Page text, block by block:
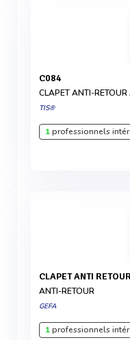
C084
CLAPET ANTI-
TIS®
1professionnels
CLAPET ANTI
ANTI-RETOUR
GEFA
1professionnels